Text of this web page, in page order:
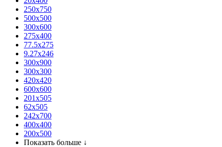
250x750
500x500
300x600
275x400
77.5х275
9.27x246
300x900
300x300
420х420
600х600
201х505
62х505
242х700
400х400
200х500
Показать больше ↓